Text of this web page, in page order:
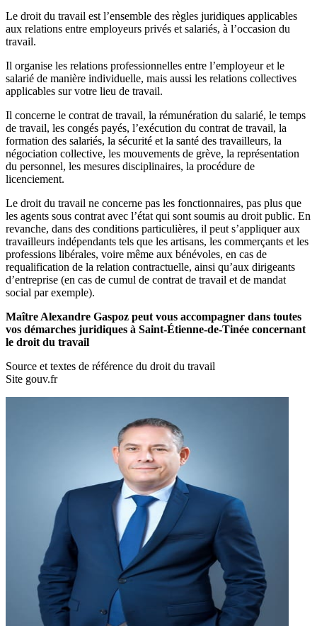
Le droit du travail est l’ensemble des règles juridiques applicables
aux relations entre employeurs privés et salariés, à l’occasion du
travail.
Il organise les relations professionnelles entre l’employeur et le
salarié de manière individuelle, mais aussi les relations collectives
applicables sur votre lieu de travail.
Il concerne le contrat de travail, la rémunération du salarié, le temps
de travail, les congés payés, l’exécution du contrat de travail, la
formation des salariés, la sécurité et la santé des travailleurs, la
négociation collective, les mouvements de grève, la représentation
du personnel, les mesures disciplinaires, la procédure de
licenciement.
Le droit du travail ne concerne pas les fonctionnaires, pas plus que
les agents sous contrat avec l’état qui sont soumis au droit public. En
revanche, dans des conditions particulières, il peut s’appliquer aux
travailleurs indépendants tels que les artisans, les commerçants et les
professions libérales, voire même aux bénévoles, en cas de
requalification de la relation contractuelle, ainsi qu’aux dirigeants
d’entreprise (en cas de cumul de contrat de travail et de mandat
social par exemple).
Maître Alexandre Gaspoz peut vous accompagner dans toutes
vos démarches juridiques à Saint-Étienne-de-Tinée concernant
le droit du travail
Source et textes de référence du droit du travail
Site gouv.fr